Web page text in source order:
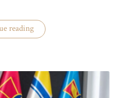
reading«Комитет
ВР
налогов»